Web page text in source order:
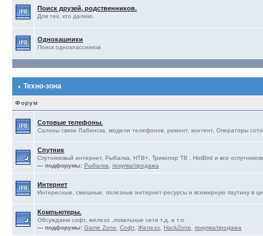
Поиск друзей, родственников.
Для тех, кто далеко.
Однокашники
Поиск одноклассников
Техно-зона
Форум
Сотовые телефоны.
Салоны связи Лабинска, модели телефонов, ремонт, контент, Операторы
Спутник
Спутниковый интернет, Рыбалка, НТВ+, Триколор ТВ , HotBird и все
— подфорумы: Рыбалка ,покупка/продажа
Интернет
Интересные, смешные, полезные интернет-ресурсы и всемирную паутину в
Компьютеры.
Обсуждаем софт, железо ,локальные сети т.д. и т.п.
— подфорумы: Game Zone ,Софт,Железо ,HackZone ,покупка/продажа